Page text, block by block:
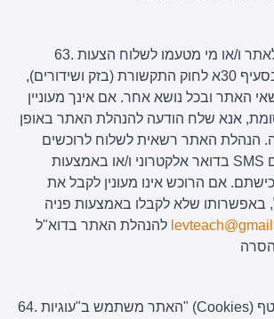
63. הנך מאשר בזאת לאתר ו/או מי מטעמו לשלוח הצעות
פרסומיות כאמור בסעיף 30א לחוק התקשורת (בזק ושידורים),
1982 בנושאי האתר ובכל נושא אחר. אם אינך מעוניין
אנא שלח הודעה להנהלת האתר באופן
הנהלת האתר רשאית לשלוח לרוכשים
בדואר אלקטרוני ו/או באמצעות SMS מידע אודות מוצרים
אם הרוכש אינו מעונין לקבל את
באפשרותו שלא לקבלו באמצעות פניה
64. האתר משתמש ב"עוגיות" (Cookies) לצורך תפעולו השוטף